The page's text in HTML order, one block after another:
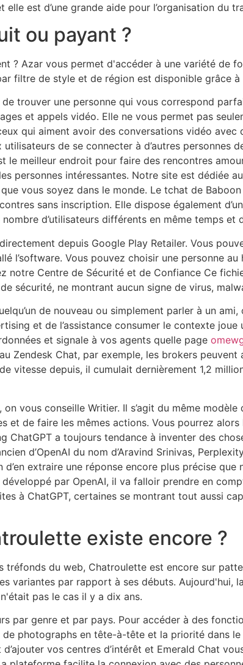
est d’une grande aide pour l’organisation du
ou payant ?
? Azar vous permet d'accéder à une variété de
filtre de style et de région est disponible grâce
trouver une personne qui vous correspond
et appels vidéo. Elle ne vous permet pas
qui aiment avoir des conversations vidéo avec
de se connecter à d’autres personnes
le meilleur endroit pour faire des rencontres
personnes intéressantes. Notre site est dédiée
vous soyez dans le monde. Le tchat de
sans inscription. Elle dispose également
d’utilisateurs différents en même temps et
depuis Google Play Retailer. Vous
l’software. Vous pouvez choisir une personne
notre Centre de Sécurité et de Confiance Ce
sécurité, ne montrant aucun signe de virus,
de nouveau ou simplement parler à un
et de l’assistance consumer le contexte joue
et signale à vos agents quelle page
Zendesk Chat, par exemple, les brokers
vitesse depuis, il cumulait dernièrement 1,2
vous conseille Writier. Il s’agit du même
et de faire les mêmes actions. Vous pourrez
ChatGPT a toujours tendance à inventer des
d’OpenAI du nom d’Aravind Srinivas,
d’en extraire une réponse encore plus précise
par OpenAI, il va falloir prendre en
à ChatGPT, certaines se montrant tout aussi
existe encore ?
tréfonds du web, Chatroulette est encore sur
variantes par rapport à ses débuts. Aujourd'hui,
pas le cas il y a dix ans.
par genre et par pays. Pour accéder à des
de photographs en tête-à-tête et la priorité dans
vos centres d’intérêt et Emerald Chat